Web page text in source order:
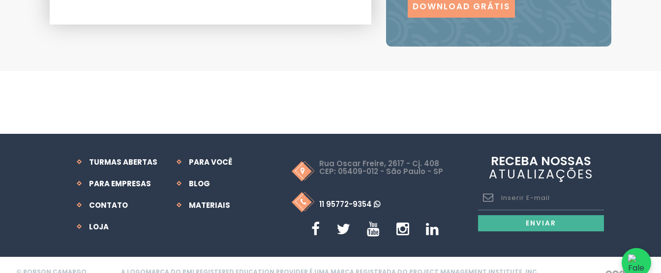
DOWNLOAD GRÁTIS
TURMAS ABERTAS PARA VOCÊ
PARA EMPRESAS BLOG
CONTATO MATERIAIS
LOJA
Rua Oscar Freire, 2617 - Cj. 408
CEP: 05409-012 - São Paulo - SP
11 95772-9354
RECEBA NOSSAS
ATUALIZAÇÕES
ENVIAR